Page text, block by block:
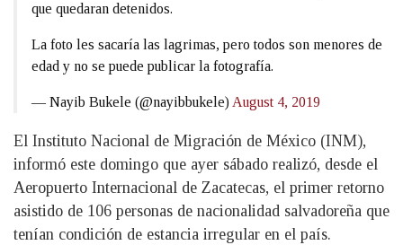
que quedaran detenidos.
La foto les sacaría las lagrimas, pero todos son menores de
edad y no se puede publicar la fotografía.
— Nayib Bukele (@nayibbukele) August 4, 2019
El Instituto Nacional de Migración de México (INM),
informó este domingo que ayer sábado realizó, desde el
Aeropuerto Internacional de Zacatecas, el primer retorno
asistido de 106 personas de nacionalidad salvadoreña que
tenían condición de estancia irregular en el país.